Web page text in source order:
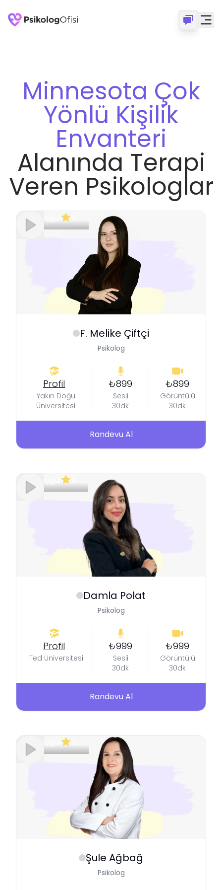
Minnesota Çok
Yönlü Kişilik
Envanteri
Alanında Terapi
Veren Psikologlar
F. Melike Çiftçi
Psikolog
Profil
Yakın Doğu
Üniversitesi
₺899
Sesli
30dk
₺899
Görüntülü
30dk
Randevu Al
Damla Polat
Psikolog
Profil
Ted Üniversitesi
₺999
Sesli
30dk
₺999
Görüntülü
30dk
Randevu Al
Şule Ağbağ
Psikolog